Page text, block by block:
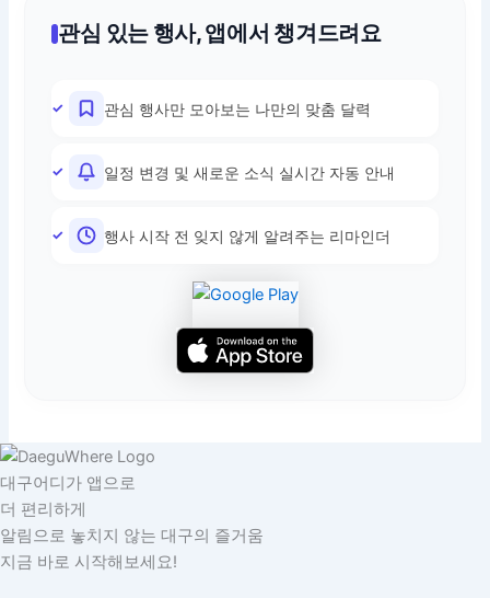
관심 있는 행사, 앱에서 챙겨드려요
관심 행사만 모아보는 나만의 맞춤 달력
일정 변경 및 새로운 소식 실시간 자동 안내
행사 시작 전 잊지 않게 알려주는 리마인더
대구어디가 앱으로
더 편리하게
알림으로 놓치지 않는 대구의 즐거움
지금 바로 시작해보세요!